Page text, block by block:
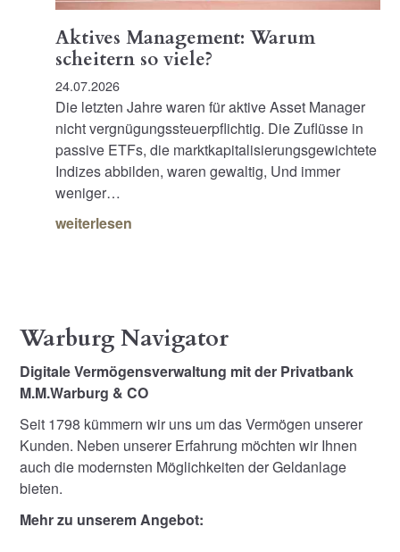
Aktives Management: Warum
scheitern so viele?
24.07.2026
Die letzten Jahre waren für aktive Asset Manager
nicht vergnügungssteuerpflichtig. Die Zuflüsse in
passive ETFs, die marktkapitalisierungsgewichtete
Indizes abbilden, waren gewaltig, Und immer
weniger…
weiterlesen
Warburg Navigator
Digitale Vermögensverwaltung mit der Privatbank
M.M.Warburg & CO
Seit 1798 kümmern wir uns um das Vermögen unserer
Kunden. Neben unserer Erfahrung möchten wir Ihnen
auch die modernsten Möglichkeiten der Geldanlage
bieten.
Mehr zu unserem Angebot: